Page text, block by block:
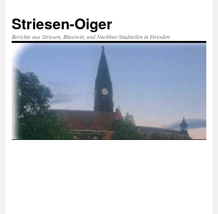
springen
Striesen-Oiger
Berichte aus Striesen, Blasewitz und Nachbar-Stadtteilen in Dresden